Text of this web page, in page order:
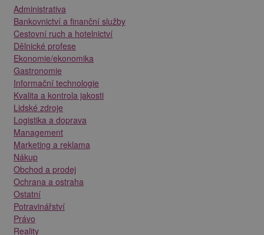
Administrativa
Bankovnictví a finanční služby
Cestovní ruch a hotelnictví
Dělnické profese
Ekonomie/ekonomika
Gastronomie
Informační technologie
Kvalita a kontrola jakosti
Lidské zdroje
Logistika a doprava
Management
Marketing a reklama
Nákup
Obchod a prodej
Ochrana a ostraha
Ostatní
Potravinářství
Právo
Reality